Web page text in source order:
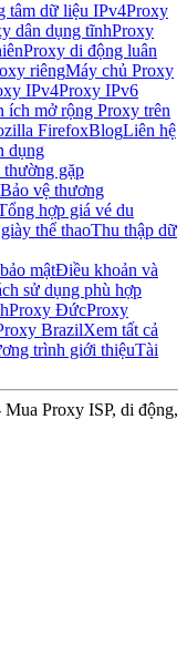
tâm dữ liệu IPv4Proxy
dân dụng tĩnhProxy
Proxy di động luân
riêngMáy chủ Proxy
IPv4Proxy IPv6
ích mở rộng Proxy trên
FirefoxBlogLiên hệ
dụng
thường gặp
Bảo vệ thương
hợp giá vé du
thể thaoThu thập dữ
mậtĐiều khoản và
sử dụng phù hợp
Proxy ĐứcProxy
BrazilXem tất cả
trình giới thiệuTài
Proxy ISP, di động,